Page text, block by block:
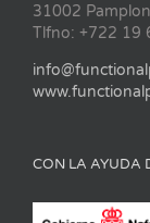
31002
Tlfno: +722 19
CON LA AYUDA